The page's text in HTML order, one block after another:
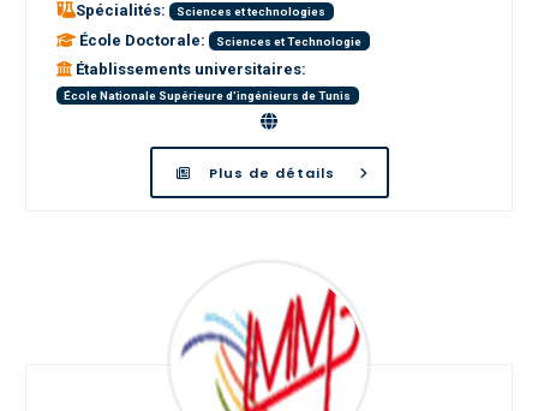
Spécialités:
Sciences et technologies
École Doctorale: Sciences et Technologie
Établissements universitaires:
École Nationale Supérieure d'ingénieurs de Tunis
Plus de détails